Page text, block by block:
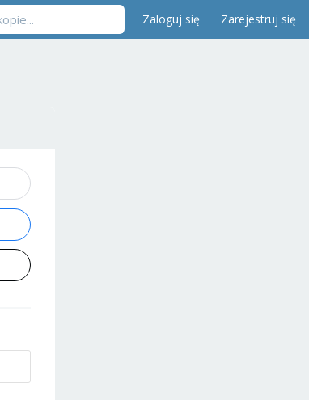
Zaloguj się Zarejestruj się